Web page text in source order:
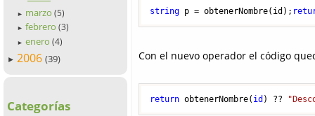
► marzo (5)
► febrero (3)
► enero (4)
► 2006 (39)
Categorías
string p = obtenerNombre(id);
Con el nuevo operador el código
return obtenerNombre( id ) ??